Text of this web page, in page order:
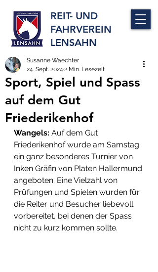
REIT- UND
FAHRVEREIN
LENSAHN
Sport, Spiel und Spass
auf dem Gut
Friederikenhof
Susanne Waechter
24. Sept. 2024 2 Min. Lesezeit
Wangels: Auf dem Gut
Friederikenhof wurde am Samstag
ein ganz besonderes Turnier von
Inken Gräfin von Platen Hallermund
angeboten. Eine Vielzahl von
Prüfungen und Spielen wurden für
die Reiter und Besucher liebevoll
vorbereitet, bei denen der Spass
nicht zu kurz kommen sollte.